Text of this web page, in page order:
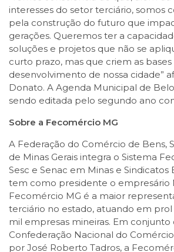
interesses do setor terciário, somos
pela construção do futuro que
gerações. Queremos ter a
soluções e projetos que não se
curto prazo, mas que criem as bases
desenvolvimento de nossa cidade”
Donato. A Agenda Municipal de
sendo editada pelo segundo ano
Sobre a Fecomércio MG
A Federação do Comércio de Bens,
de Minas Gerais integra o Sistema
Sesc e Senac em Minas e Sindicatos
tem como presidente o empresário
Fecomércio MG é a maior
terciário no estado, atuando em prol
mil empresas mineiras. Em conjunto
Confederação Nacional do
por José Roberto Tadros, a